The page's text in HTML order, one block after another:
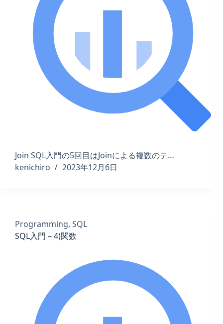
Join SQL入門の5回目はJoinによる複数のテ…
kenichiro
2023年12月6日
Programming, SQL
SQL入門 – 4)関数